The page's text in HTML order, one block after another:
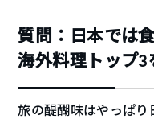
質問：日本では
海外料理トップ3
旅の醍醐味はやっぱ